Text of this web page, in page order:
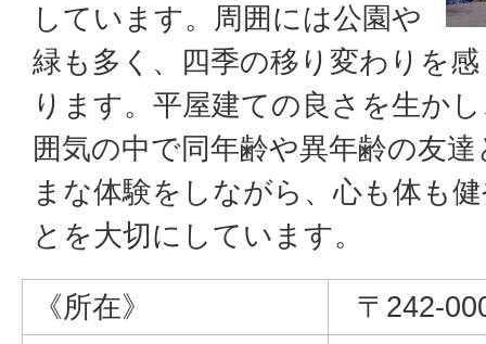
しています。周囲には公園や
緑も多く、四季の移り変わりを
ります。平屋建ての良さを生か
囲気の中で同年齢や異年齢の友
まな体験をしながら、心も体も
とを大切にしています。
《所在》 〒242-